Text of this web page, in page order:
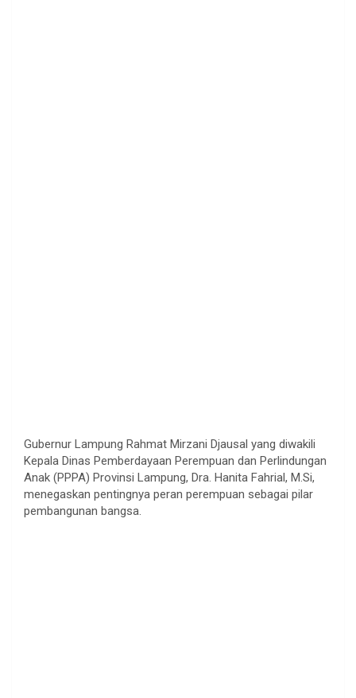
Gubernur Lampung Rahmat Mirzani Djausal yang diwakili
Kepala Dinas Pemberdayaan Perempuan dan Perlindungan
Anak (PPPA) Provinsi Lampung, Dra. Hanita Fahrial, M.Si,
menegaskan pentingnya peran perempuan sebagai pilar
pembangunan bangsa.